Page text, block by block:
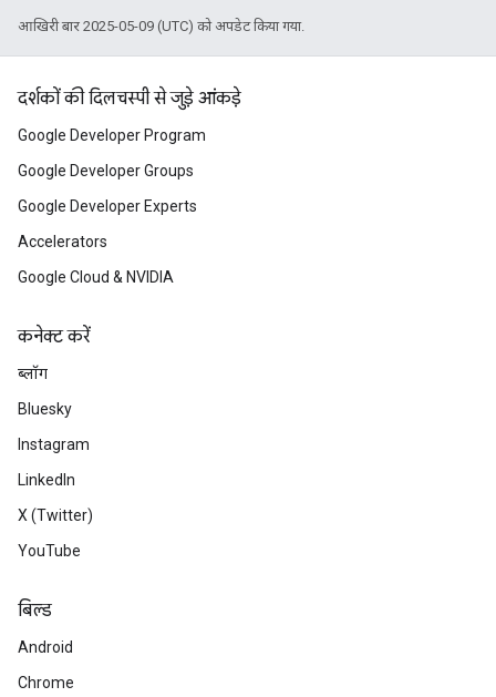
आखिरी बार 2025-05-09 (UTC) को अपडेट किया गया.
दर्शकों की दिलचस्पी से जुड़े आंकड़े
Google Developer Program
Google Developer Groups
Google Developer Experts
Accelerators
Google Cloud & NVIDIA
कनेक्ट करें
ब्लॉग
Bluesky
Instagram
LinkedIn
X (Twitter)
YouTube
बिल्ड
Android
Chrome